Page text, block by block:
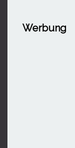
Werbung